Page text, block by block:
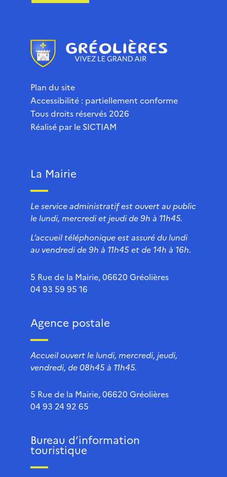
Plan du site
Accessibilité : partiellement conforme
Tous droits réservés 2026
Réalisé par le SICTIAM
La Mairie
Le service administratif est ouvert au public
le lundi, mercredi et jeudi de 9h à 11h45.
L’accueil téléphonique est assuré du lundi
au vendredi de 9h à 11h45 et de 14h à 16h.
5 Rue de la Mairie, 06620 Gréolières
04 93 59 95 16
Agence postale
Accueil ouvert le lundi, mercredi, jeudi,
vendredi, de 08h45 à 11h45.
5 Rue de la Mairie, 06620 Gréolières
04 93 24 92 65
Bureau d’information
touristique